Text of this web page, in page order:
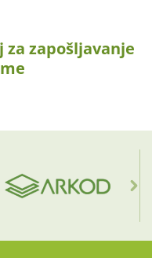
zapošljavanje